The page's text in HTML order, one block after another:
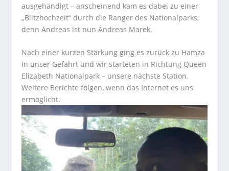
ausgehändigt – anscheinend kam es dabei zu einer
„Blitzhochzeit“ durch die Ranger des Nationalparks,
denn Andreas ist nun Andreas Marek.
Nach einer kurzen Stärkung ging es zurück zu Hamza
in unser Gefährt und wir starteten in Richtung Queen
Elizabeth Nationalpark – unsere nächste Station.
Weitere Berichte folgen, wenn das Internet es uns
ermöglicht.